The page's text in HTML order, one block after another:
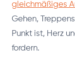
gleichmäßiges
Gehen,
Punkt ist, Herz
fordern.